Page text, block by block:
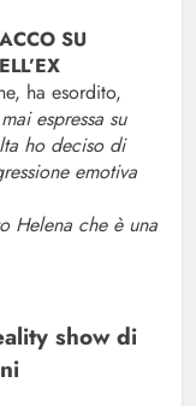
SU
ha esordito,
espressa su
ho deciso di
emotiva
Helena che è una
show di